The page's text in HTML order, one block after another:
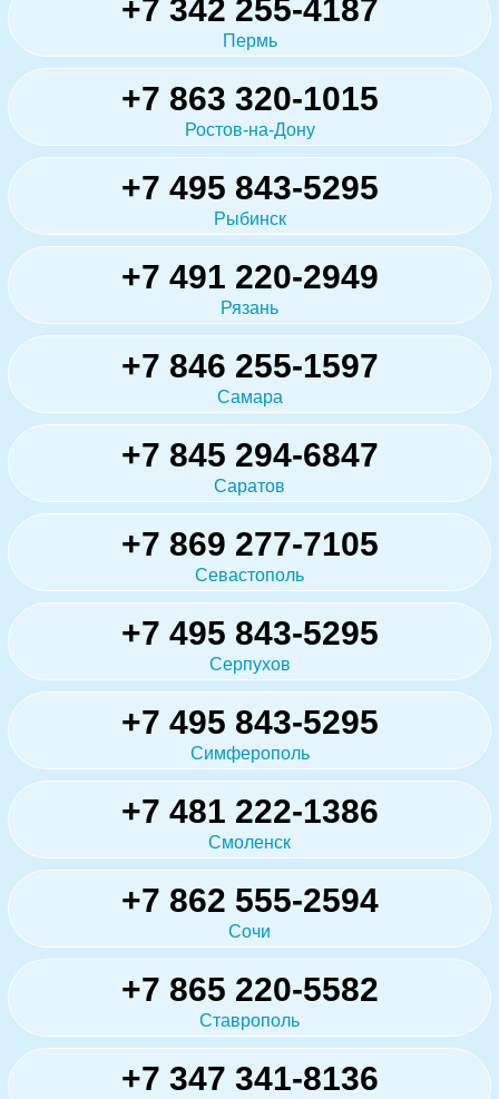
+7 342 255-4187
Пермь
+7 863 320-1015
Ростов-на-Дону
+7 495 843-5295
Рыбинск
+7 491 220-2949
Рязань
+7 846 255-1597
Самара
+7 845 294-6847
Саратов
+7 869 277-7105
Севастополь
+7 495 843-5295
Серпухов
+7 495 843-5295
Симферополь
+7 481 222-1386
Смоленск
+7 862 555-2594
Сочи
+7 865 220-5582
Ставрополь
+7 347 341-8136